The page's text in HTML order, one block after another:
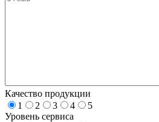
Качество продукции
1
2 3 4
5
Уровень сервиса